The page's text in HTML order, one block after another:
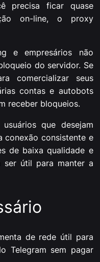
precisa ficar quase
on-line, o proxy
e empresários não
do servidor. Se
comercializar seus
contas e autobots
receber bloqueios.
que desejam
conexão consistente e
de baixa qualidade e
ser útil para manter a
de rede útil para
Telegram sem pagar